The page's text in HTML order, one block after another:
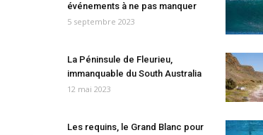
événements à ne pas manquer
5 septembre 2023
La Péninsule de Fleurieu,
immanquable du South Australia
12 mai 2023
Les requins, le Grand Blanc pour